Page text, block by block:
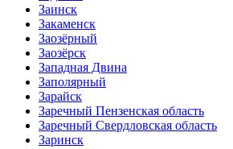
Заинск
Закаменск
Заозёрный
Заозёрск
Западная Двина
Заполярный
Зарайск
Заречный Пензенская область
Заречный Свердловская область
Заринск